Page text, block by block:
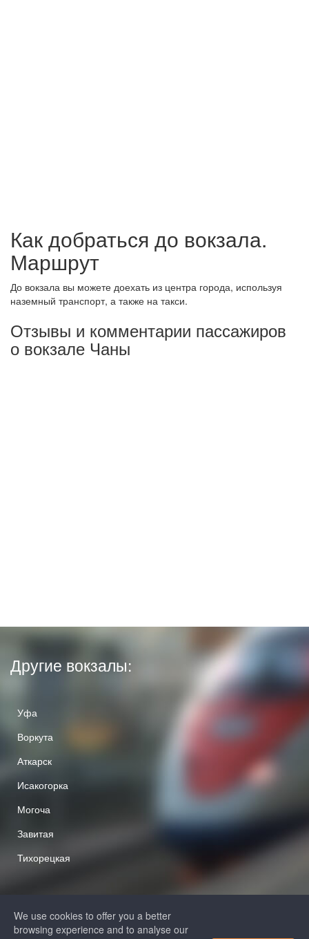
Как добраться до вокзала.
Маршрут
До вокзала вы можете доехать из центра города, используя
наземный транспорт, а также на такси.
Отзывы и комментарии пассажиров
о вокзале Чаны
Другие вокзалы:
Уфа
Воркута
Аткарск
Исакогорка
Могоча
Завитая
Тихорецкая
We use cookies to offer you a better
browsing experience and to analyse our